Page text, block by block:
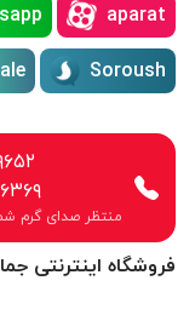
فروشگاه اینترنتی
aparat
Soroush
منتظر صدای گرم